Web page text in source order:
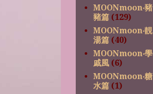
MOONmoon‧豬
豬篇 (129)
MOONmoon‧靚
湯篇 (40)
MOONmoon‧學
戚風 (6)
MOONmoon‧糖
水篇 (1)